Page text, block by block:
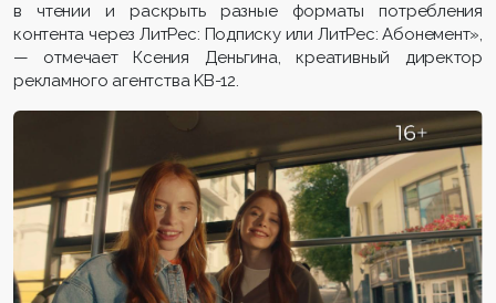
в чтении и раскрыть разные форматы потребления
контента через ЛитРес: Подписку или ЛитРес: Абонемент»,
— отмечает Ксения Деньгина, креативный директор
рекламного агентства KB-12.